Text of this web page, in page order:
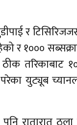
र
र १०००
तरिकाबाट
परेका युट्यूब